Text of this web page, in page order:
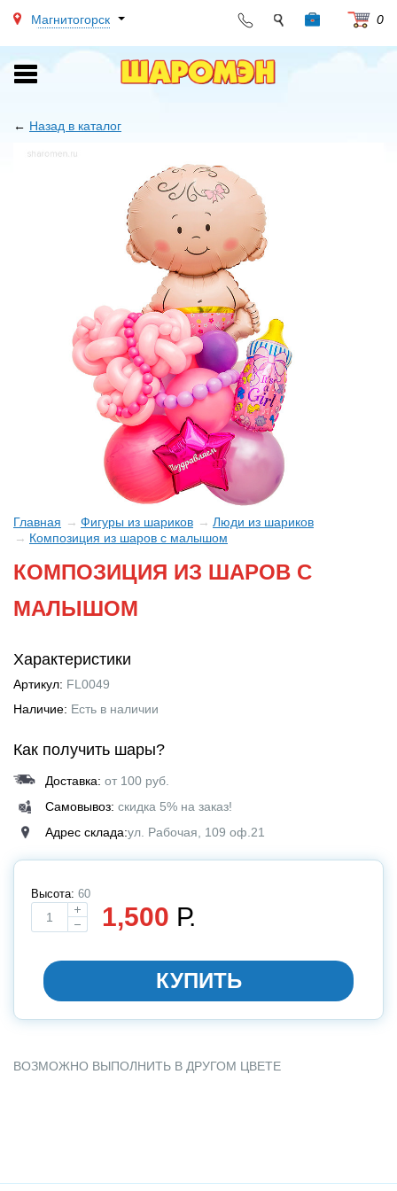
Магнитогорск 0
Toggle
navigation
← Назад в каталог
Главная Фигуры из шариков
Люди из шариков
Композиция из шаров с малышом
КОМПОЗИЦИЯ ИЗ ШАРОВ С
МАЛЫШОМ
Характеристики
Артикул: FL0049
Наличие: Есть в наличии
Как получить шары?
Доставка: от 100 руб.
Самовывоз: скидка 5% на заказ!
Адрес склада:ул. Рабочая, 109 оф.21
Высота: 60
1,500 Р.
КУПИТЬ
ВОЗМОЖНО ВЫПОЛНИТЬ В ДРУГОМ ЦВЕТЕ